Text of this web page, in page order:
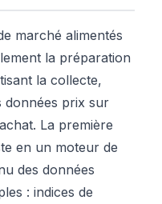
marché alimentés
la préparation
la collecte,
données prix sur
La première
en un moteur de
des données
: indices de